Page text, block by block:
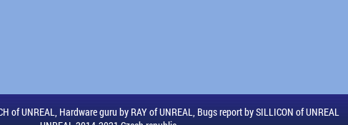
of UNREAL, Hardware guru by RAY of UNREAL, Bugs report by SILLICON of UNREAL